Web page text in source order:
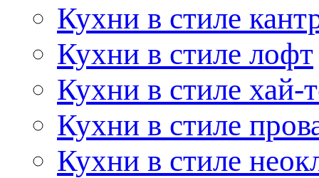
Кухни в стиле
Кухни в стиле лофт
Кухни в стиле хай-
Кухни в стиле
Кухни в стиле